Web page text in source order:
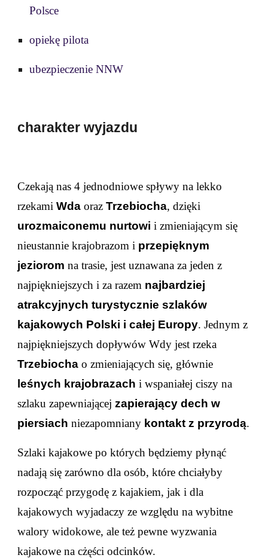
Polsce
opiekę pilota
ubezpieczenie NNW
charakter wyjazdu
Czekają nas 4 jednodniowe spływy na lekko
rzekami Wdaoraz Trzebiocha, dzięki
urozmaiconemu nurtowi i zmieniającym się
nieustannie krajobrazom i przepięknym
jeziorom na trasie, jest uznawana za jeden z
najpiękniejszych i za razem najbardziej
atrakcyjnych turystycznie szlaków
kajakowych Polski i całej Europy. Jednym z
najpiękniejszych dopływów Wdy jest rzeka
Trzebiocha o zmieniających się, głównie
leśnych krajobrazach i wspaniałej ciszy na
szlaku zapewniającejzapierający dech w
piersiachniezapomniany kontakt z przyrodą.
Szlaki kajakowe po których będziemy płynąć
nadają się zarówno dla osób, które chciałyby
rozpocząć przygodę z kajakiem, jak i dla
kajakowych wyjadaczy ze względu na wybitne
walory widokowe, ale też pewne wyzwania
kajakowe na cżęści odcinków.